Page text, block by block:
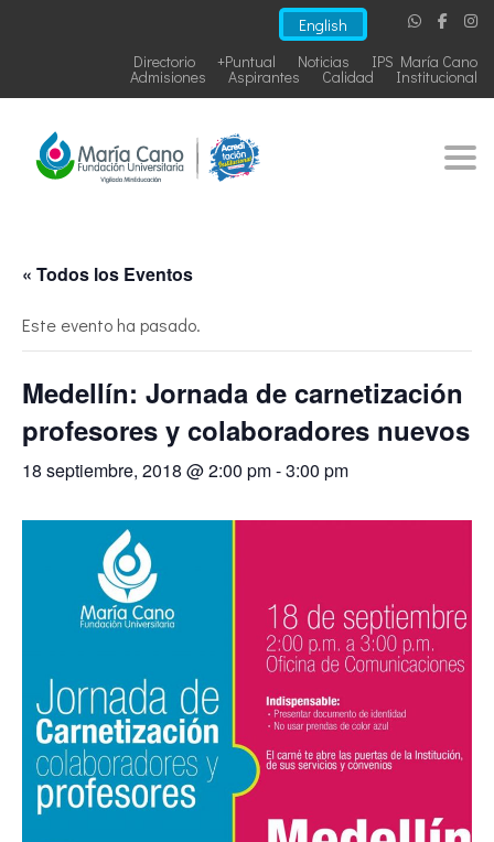
English
IPS María Cano
Noticias
+Puntual
Directorio
Institucional
Calidad
Aspirantes
Admisiones
« Todos los Eventos
Este evento ha pasado.
Medellín: Jornada de carnetización
profesores y colaboradores nuevos
18 septiembre, 2018 @ 2:00 pm-3:00 pm